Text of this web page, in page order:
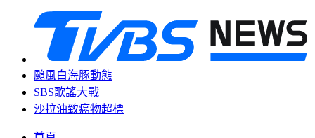
颱風白海豚動態
SBS歌謠大戰
沙拉油致癌物超標